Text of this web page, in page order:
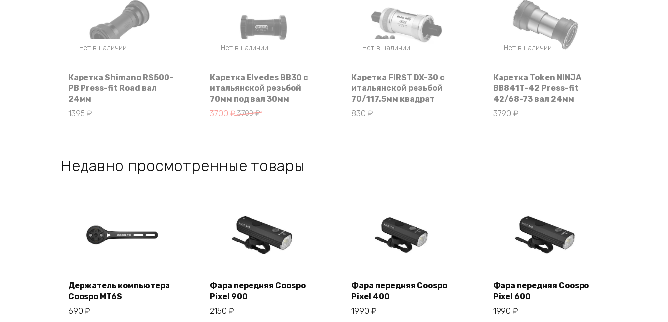
Нет в наличии
Каретка Shimano RS500-
PB Press-fit Road вал
24мм
1395 ₽
Нет в наличии
Каретка Elvedes BB30 с
итальянской резьбой
70мм под вал 30мм
3700₽
Первоначальная
3700 ₽
Текущая
Нет в наличии
Каретка FIRST DX-30 с
итальянской резьбой
70/117.5мм квадрат
830 ₽
Нет в наличии
Каретка Token NINJA
BB841T-42 Press-fit
42/68-73 вал 24мм
3790 ₽
Недавно просмотренные товары
Держатель компьютера
Coospo MT6S
690 ₽
Фара передняя Coospo
Pixel 900
2150 ₽
Фара передняя Coospo
Pixel 400
1990 ₽
Фара передняя Coospo
Pixel 600
1990 ₽